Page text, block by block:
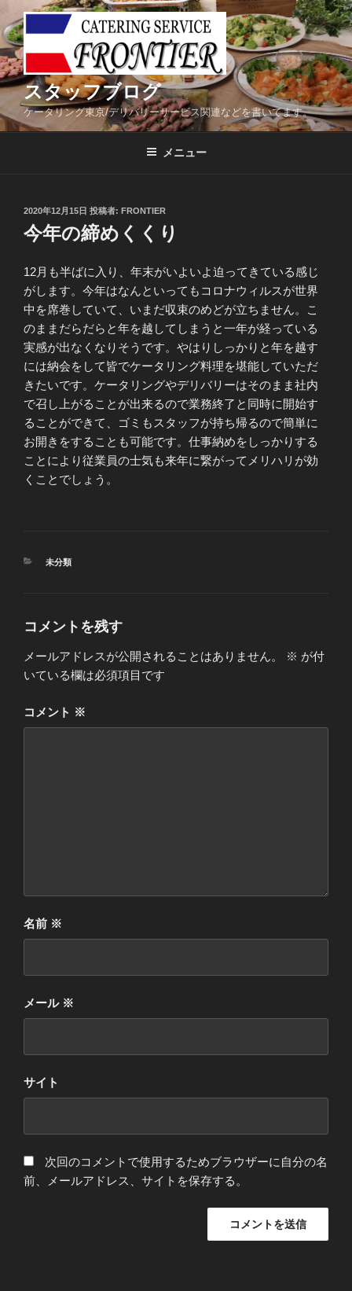
コ
ン
テ
ン
ツ
へ
ス
スタッフブログ
ケータリング東京/デリバリーサービス関連などを書いてます。
メニュー
投
稿
日:
2020年12月15日 投稿者: FRONTIER
今年の締めくくり
12月も半ばに入り、年末がいよいよ迫ってきている感じ
がします。今年はなんといってもコロナウィルスが世界
中を席巻していて、いまだ収束のめどが立ちません。こ
のままだらだらと年を越してしまうと一年が経っている
実感が出なくなりそうです。やはりしっかりと年を越す
には納会をして皆でケータリング料理を堪能していただ
きたいです。ケータリングやデリバリーはそのまま社内
で召し上がることが出来るので業務終了と同時に開始す
ることができて、ゴミもスタッフが持ち帰るので簡単に
お開きをすることも可能です。仕事納めをしっかりする
ことにより従業員の士気も来年に繋がってメリハリが効
くことでしょう。
カ
未分類
コメントを残す
メールアドレスが公開されることはありません。 ※ が付
いている欄は必須項目です
コメント ※
名前 ※
メール ※
サイト
次回のコメントで使用するためブラウザーに自分の名
前、メールアドレス、サイトを保存する。